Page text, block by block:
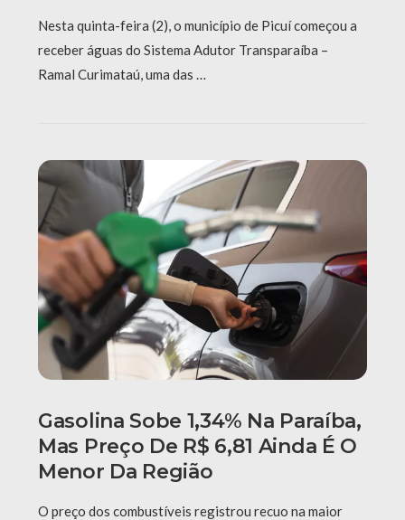
Nesta quinta-feira (2), o município de Picuí começou a
receber águas do Sistema Adutor Transparaíba –
Ramal Curimataú, uma das …
Gasolina Sobe 1,34% Na Paraíba,
Mas Preço De R$ 6,81 Ainda É O
Menor Da Região
O preço dos combustíveis registrou recuo na maior